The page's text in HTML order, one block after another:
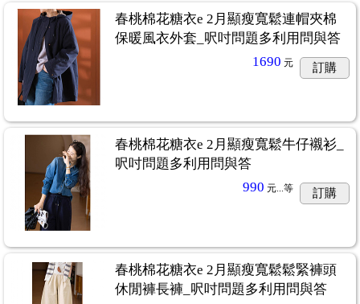
春桃棉花糖衣e 2月顯瘦寬鬆連帽夾棉
保暖風衣外套_呎吋問題多利用問與答
1690 元 訂購
春桃棉花糖衣e 2月顯瘦寬鬆牛仔襯衫_
呎吋問題多利用問與答
990 元...等 訂購
春桃棉花糖衣e 2月顯瘦寬鬆鬆緊褲頭
休閒褲長褲_呎吋問題多利用問與答